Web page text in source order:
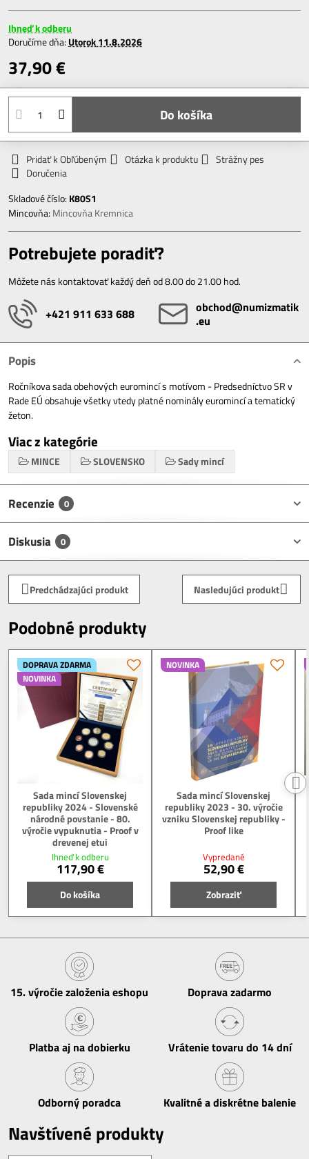
Ihneď k odberu
Doručíme dňa: Utorok11.8.2026
37,90 €
Do košíka
Pridať k Obľúbeným Otázka k produktu
Strážny pes
Doručenia
Skladové číslo: K80S1
Mincovňa: Mincovňa Kremnica
Potrebujete poradiť?
Môžete nás kontaktovať každý deň od 8.00 do 21.00 hod.
+421 911 633 688
obchod​@numizmatik​
.eu
Popis
Ročníkova sada obehových euromincí s motívom - Predsedníctvo SR v
Rade EÚ obsahuje všetky vtedy platné nominály euromincí a tematický
žeton.
Viac z kategórie
MINCE SLOVENSKO Sady mincí
Recenzie 0
Diskusia 0
Predchádzajúci produkt Nasledujúci produkt
Podobné produkty
DOPRAVA ZDARMA
NOVINKA
Sada mincí Slovenskej
republiky 2024 - Slovenské
národné povstanie - 80.
výročie vypuknutia - Proof v
drevenej etui
Ihneď k odberu
117,90 €
Do košíka
NOVINKA
Sada mincí Slovenskej
republiky 2023 - 30. výročie
vzniku Slovenskej republiky -
Proof like
Vypredané
52,90 €
Zobraziť
15​. výročie založenia eshopu Doprava zadarmo
Platba aj na dobierku Vrátenie tovaru do 14 dní
Odborný poradca Kvalitné a diskrétne balenie
Navštívené produkty